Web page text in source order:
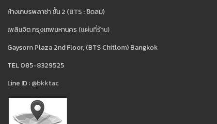
ห้างเกษรพลาซ่า ชั้น 2 (BTS : ชิดลม)
เพลินจิต กรุงเทพมหานคร (แผ่นที่ร้าน)
Gaysorn Plaza 2nd Floor, (BTS Chitlom) Bangkok
TEL 085-8329525
Line ID :@bkktac